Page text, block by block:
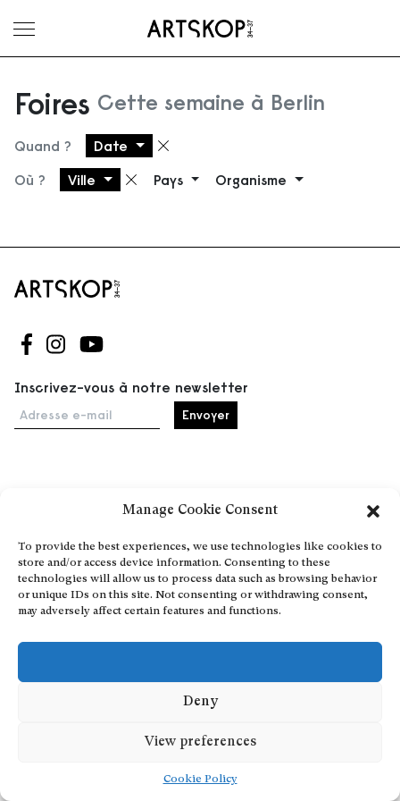
Manage Cookie Consent
To provide the best experiences, we use technologies like cookies to
store and/or access device information. Consenting to these
technologies will allow us to process data such as browsing behavior
or unique IDs on this site. Not consenting or withdrawing consent,
may adversely affect certain features and functions.
Deny
View preferences
Cookie Policy
Ouvrir le menu
Foires Cette semaine à Berlin
Quand ? Date Supprimer le filtre
Où ? Ville Supprimer le filtre
Pays Organisme
Suivez-nous sur Facebook
Suivez-nous sur Instagram
Suivez-nous sur Youtube
Inscrivez-vous à notre newsletter
Adresse e-mail
À propos
Partenaires
Contact
Conditions générales
Confidentialité et cookies